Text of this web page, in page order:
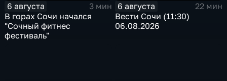
6 августа
3 мин
В горах Сочи начался
"Сочный фитнес
фестиваль"
6 августа
22 мин
Вести Сочи (11:30)
06.08.2026